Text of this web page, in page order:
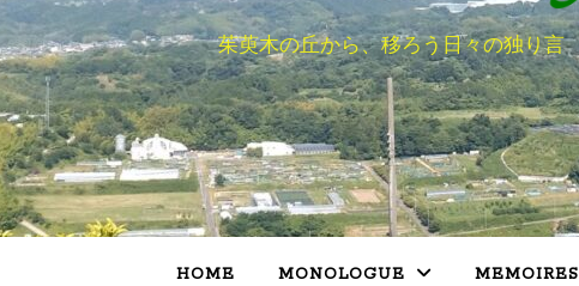
茱萸木の丘から、移ろう日々の独り言
HOME MONOLOGUE MEMOIRES